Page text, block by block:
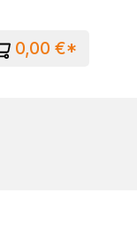
0,00 €*